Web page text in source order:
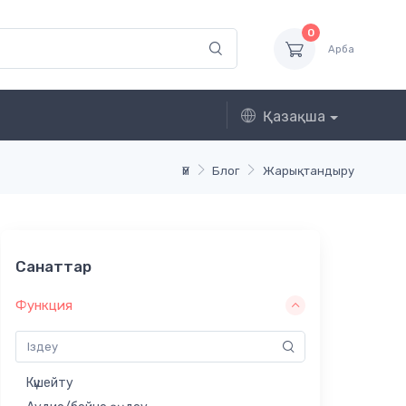
0
Арба
Қазақша
Үй Блог Жарықтандыру
Санаттар
Функция
Күшейту